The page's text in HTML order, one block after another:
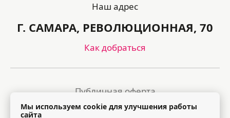
Наш адрес
Г. САМАРА, РЕВОЛЮЦИОННАЯ, 70
Как добраться
Публичная оферта
Политика обработки персональных данных
Мы используем cookie для улучшения работы
сайта